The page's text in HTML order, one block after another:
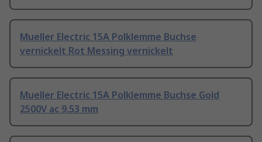
Mueller Electric 15A Polklemme Buchse
vernickelt Rot Messing vernickelt
Mueller Electric 15A Polklemme Buchse Gold
2500V ac 9.53 mm